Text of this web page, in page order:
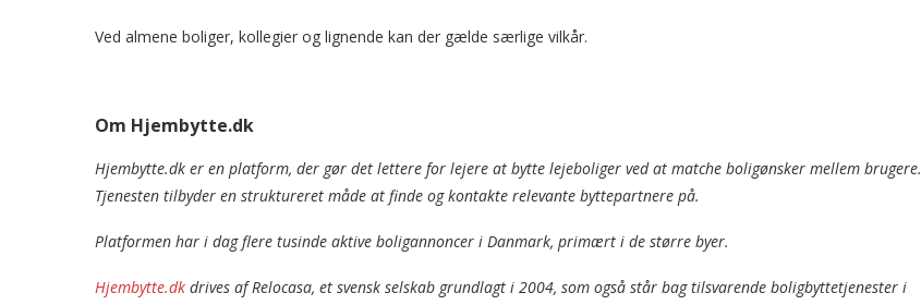
Ved almene boliger, kollegier og lignende kan der gælde særlige vilkår.
Om Hjembytte.dk
Hjembytte.dk er en platform, der gør det lettere for lejere at bytte lejeboliger ved at matche boligønsker mellem brugere.
Tjenesten tilbyder en struktureret måde at finde og kontakte relevante byttepartnere på.
Platformen har i dag flere tusinde aktive boligannoncer i Danmark, primært i de større byer.
Hjembytte.dk drives af Relocasa, et svensk selskab grundlagt i 2004, som også står bag tilsvarende boligbyttetjenester i